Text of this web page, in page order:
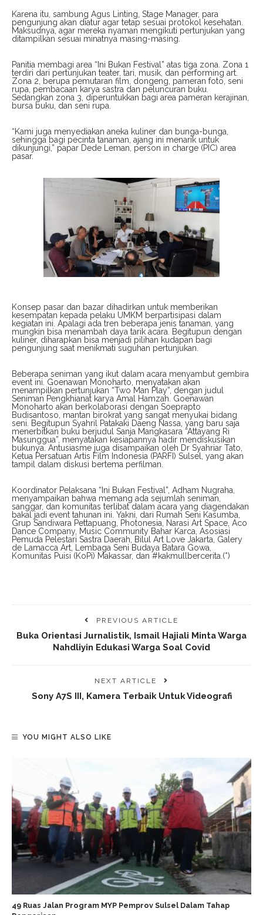
Karena itu, sambung Agus Linting, Stage Manager, para
pengunjung akan diatur agar tetap sesuai protokol kesehatan.
Maksudnya, agar mereka nyaman mengikuti pertunjukan yang
ditampilkan sesuai minatnya masing-masing.
Panitia membagi area “Ini Bukan Festival” atas tiga zona. Zona 1
terdiri dari pertunjukan teater, tari, musik, dan performing art.
Zona 2, berupa pemutaran film, dongeng, pameran foto, seni
rupa, pembacaan karya sastra dan peluncuran buku.
Sedangkan zona 3, diperuntukkan bagi area pameran kerajinan,
bursa buku, dan seni rupa.
“Kami juga menyediakan aneka kuliner dan bunga-bunga,
sehingga bagi pecinta tanaman, ajang ini menarik untuk
dikunjungi,” papar Dede Leman, person in charge (PIC) area
pasar.
Konsep pasar dan bazar dihadirkan untuk memberikan
kesempatan kepada pelaku UMKM berpartisipasi dalam
kegiatan ini. Apalagi ada tren beberapa jenis tanaman, yang
mungkin bisa menambah daya tarik acara. Begitupun dengan
kuliner, diharapkan bisa menjadi pilihan kudapan bagi
pengunjung saat menikmati suguhan pertunjukan.
Beberapa seniman yang ikut dalam acara menyambut gembira
event ini. Goenawan Monoharto, menyatakan akan
menampilkan pertunjukan “Two Man Play”, dengan judul
Seniman Pengkhianat karya Amal Hamzah. Goenawan
Monoharto akan berkolaborasi dengan Soeprapto
Budisantoso, mantan birokrat yang sangat menyukai bidang
seni. Begitupun Syahril Patakaki Daeng Nassa, yang baru saja
menerbitkan buku berjudul Sanja Mangkasara “Attayang Ri
Masunggua”, menyatakan kesiapannya hadir mendiskusikan
bukunya. Antusiasme juga disampaikan oleh Dr Syahriar Tato,
Ketua Persatuan Artis Film Indonesia (PARFI) Sulsel, yang akan
tampil dalam diskusi bertema perfilman.
Koordinator Pelaksana “Ini Bukan Festival”, Adham Nugraha,
menyampaikan bahwa memang ada sejumlah seniman,
sanggar, dan komunitas terlibat dalam acara yang diagendakan
bakal jadi event tahunan ini. Yakni, dari Rumah Seni Kasumba,
Grup Sandiwara Pettapuang, Photonesia, Narasi Art Space, Aco
Dance Company, Music Community Bahar Karca, Asosiasi
Pemuda Pelestari Sastra Daerah, Bilul Art Love Jakarta, Galery
de Lamacca Art, Lembaga Seni Budaya Batara Gowa,
Komunitas Puisi (KoPi) Makassar, dan #kakmullbercerita.(*)
PREVIOUS ARTICLE
Buka Orientasi Jurnalistik, Ismail Hajiali Minta Warga
Nahdliyin Edukasi Warga Soal Covid
NEXT ARTICLE
Sony A7S III, Kamera Terbaik Untuk Videografi
YOU MIGHT ALSO LIKE
49 Ruas Jalan Program MYP Pemprov Sulsel Dalam Tahap